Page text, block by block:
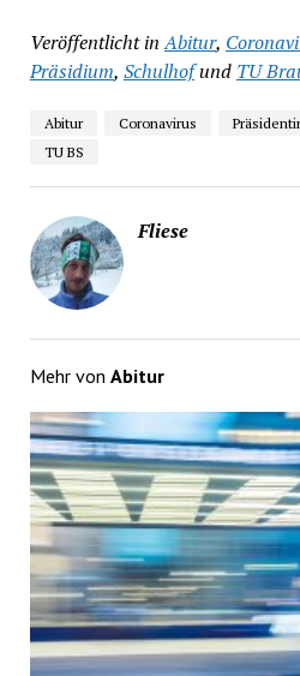
Veröffentlicht in Abitur,
Präsidium, Schulhofund TU
Abitur Coronavirus
TU BS
Fliese
Mehr von Abitur